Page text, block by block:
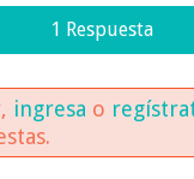
1 Respuesta
ingresa o